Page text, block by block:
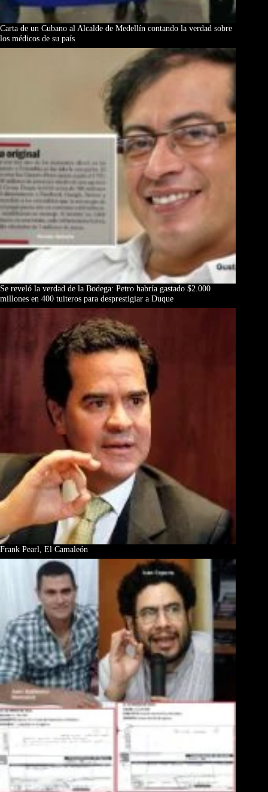
Carta de un Cubano al Alcalde de Medellín contando la verdad sobre
los médicos de su país
Se reveló la verdad de la Bodega: Petro habría gastado $2.000
millones en 400 tuiteros para desprestigiar a Duque
Frank Pearl, El Camaleón